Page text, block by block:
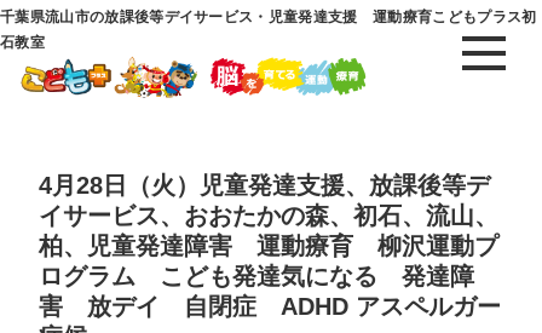
千葉県流山市の放課後等デイサービス・児童発達支援 運動療育こどもプラス初
石教室
4月28日（火）児童発達支援、放課後等デ
イサービス、おおたかの森、初石、流山、
柏、児童発達障害 運動療育 柳沢運動プ
ログラム こども発達気になる 発達障
害 放デイ 自閉症 ADHD アスペルガー